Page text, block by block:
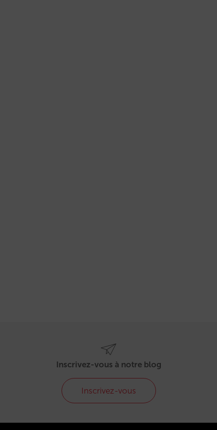
Inscrivez-vous à notre blog
Inscrivez-vous